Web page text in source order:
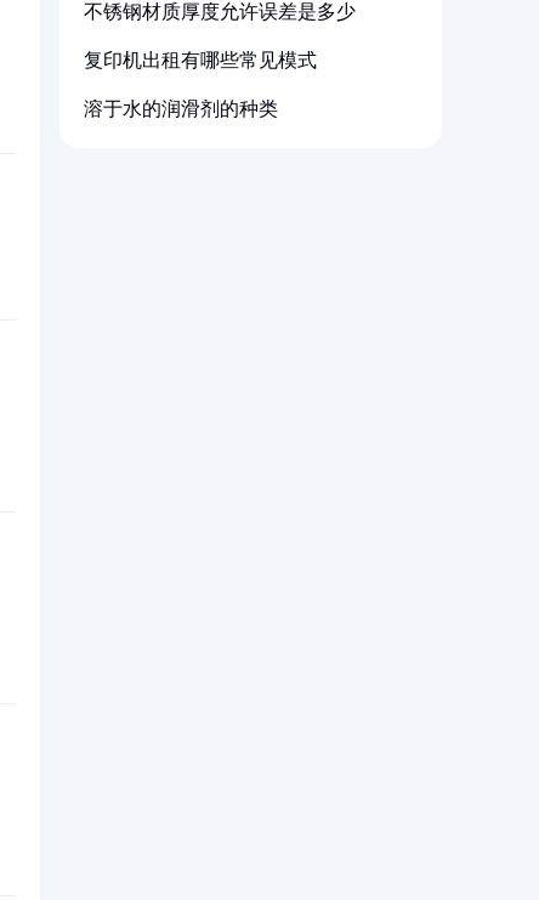
不锈钢材质厚度允许误差是多少
复印机出租有哪些常见模式
溶于水的润滑剂的种类